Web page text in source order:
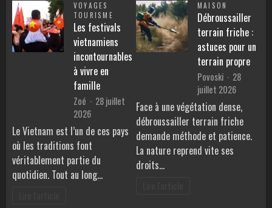
VOYAGES
TOURISME
Les festivals
vietnamiens
incontournables
à vivre en
famille
Zoé
28 juillet
2026
Le Vietnam est l’un de ces pays
où les traditions font
véritablement partie du
quotidien. Tout au long…
MAISON
Débroussailler
terrain friche :
astuces pour un
terrain propre
Povoski
28
juillet 2026
Face à une végétation dense,
débroussailler terrain friche
demande méthode et patience.
La nature reprend vite ses
droits…